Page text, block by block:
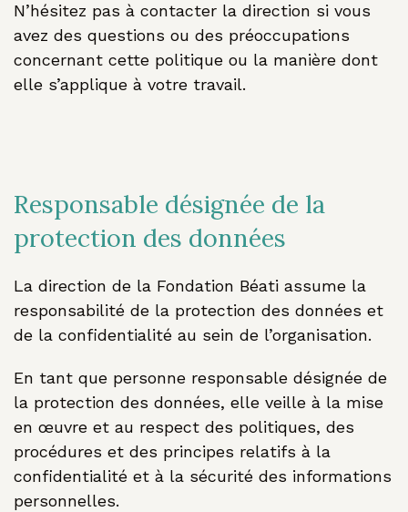
N’hésitez pas à contacter la direction si vous
avez des questions ou des préoccupations
concernant cette politique ou la manière dont
elle s’applique à votre travail.
Responsable désignée de la
protection des données
La direction de la Fondation Béati assume la
responsabilité de la protection des données et
de la confidentialité au sein de l’organisation.
En tant que personne responsable désignée de
la protection des données, elle veille à la mise
en œuvre et au respect des politiques, des
procédures et des principes relatifs à la
confidentialité et à la sécurité des informations
personnelles.